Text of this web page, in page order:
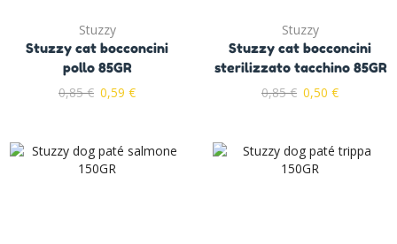
Stuzzy
Stuzzy cat bocconcini
pollo 85GR
0,85€ 0,59 €
Stuzzy
Stuzzy cat bocconcini
sterilizzato tacchino 85GR
0,85€ 0,50 €